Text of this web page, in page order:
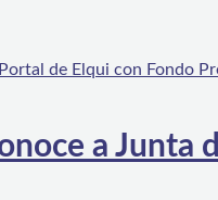
a Junta